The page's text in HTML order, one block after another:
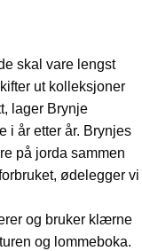
skal vare lengst
ut kolleksjoner
lager Brynje
i år etter år. Brynjes
på jorda sammen
ødelegger vi
og bruker klærne
og lommeboka.